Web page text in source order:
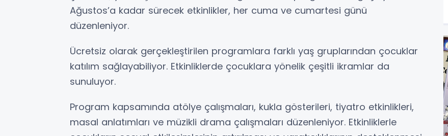
Ağustos’a kadar sürecek etkinlikler, her cuma ve cumartesi günü
düzenleniyor.
Ücretsiz olarak gerçekleştirilen programlara farklı yaş gruplarından çocuklar
katılım sağlayabiliyor. Etkinliklerde çocuklara yönelik çeşitli ikramlar da
sunuluyor.
Program kapsamında atölye çalışmaları, kukla gösterileri, tiyatro etkinlikleri,
masal anlatımları ve müzikli drama çalışmaları düzenleniyor. Etkinliklerle